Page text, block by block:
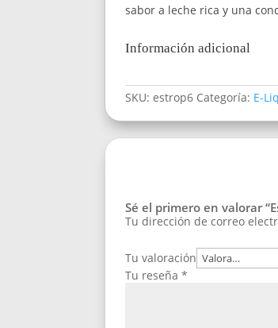
sabor a leche rica y una
Información adicional
SKU: estrop6 Categoría: E-
Sé el primero en valorar
Tu dirección de correo
Tu valoración
Tu reseña *